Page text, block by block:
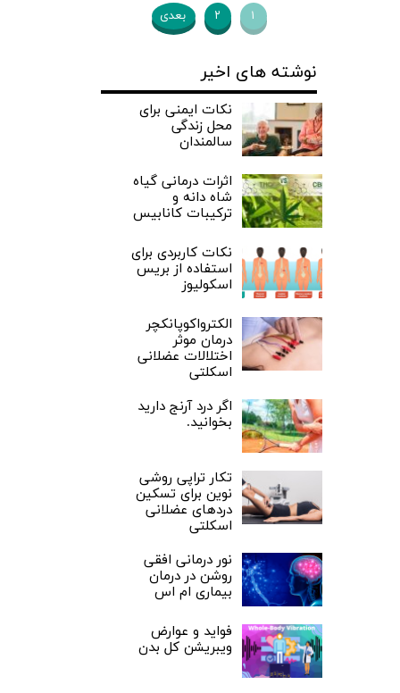
۱ ۲ بعدی
نوشته های اخیر
نکات ایمنی برای
محل زندگی
سالمندان
اثرات درمانی گیاه
شاه دانه و
ترکیبات کانابیس
نکات کاربردی برای
استفاده از بریس
اسکولیوز
الکترواکوپانکچر
درمان موثر
اختلالات عضلانی
اسکلتی
اگر درد آرنج دارید
بخوانید.
تکار تراپی روشی
نوین برای تسکین
دردهای عضلانی
اسکلتی
نور درمانی افقی
روشن در درمان
بیماری ام اس
فواید و عوارض
ویبریشن کل بدن